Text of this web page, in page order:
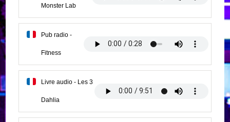
Monster Lab
Pub radio -
Fitness
Livre audio - Les 3
Dahlia